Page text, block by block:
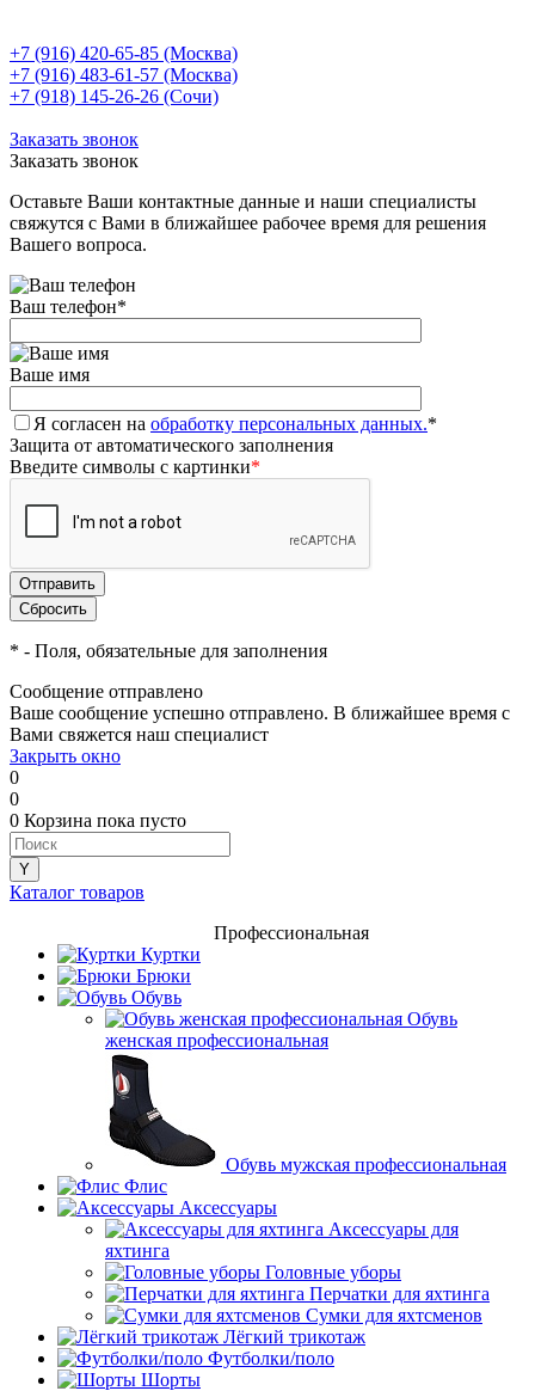
+7 (916) 420-65-85 (Москва)
+7 (916) 483-61-57 (Москва)
+7 (918) 145-26-26 (Сочи)
Заказать звонок
Заказать звонок
Оставьте Ваши контактные данные и наши специалисты
свяжутся с Вами в ближайшее рабочее время для решения
Вашего вопроса.
Ваш телефон*
Ваше имя
Я согласен на обработку персональных данных.*
Защита от автоматического заполнения
Введите символы с картинки*
* - Поля, обязательные для заполнения
Сообщение отправлено
Ваше сообщение успешно отправлено. В ближайшее время с
Вами свяжется наш специалист
Закрыть окно
0
0
0 Корзина пока пусто
Каталог товаров
Профессиональная
Куртки
Брюки
Обувь
Обувь
женская профессиональная
Обувь мужская профессиональная
Флис
Аксессуары
Аксессуары для
яхтинга
Головные уборы
Перчатки для яхтинга
Сумки для яхтсменов
Лёгкий трикотаж
Футболки/поло
Шорты